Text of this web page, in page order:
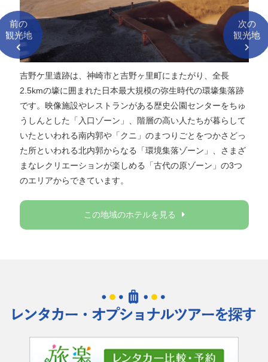
前の
観光地
吉野ケ里遺跡は、神崎市と吉野ヶ里町にまたがり、全長
2.5kmの壕に囲まれた日本最大規模の弥生時代の環壕集落跡
です。映像施設やレストランがある歴史公園センターをちゅ
うしんとした「入口ゾーン」、階層の高い人たちが暮らして
いたといわれる南内郭や「クニ」のまつりごとをつかさどっ
た所といわれる北内郭からなる「環境集落ゾーン」、さまざ
まなレクリエーションが楽しめる「古代の原ゾーン」の3つ
のエリアからできています。
この地域のホテルを見る
次の
観光地